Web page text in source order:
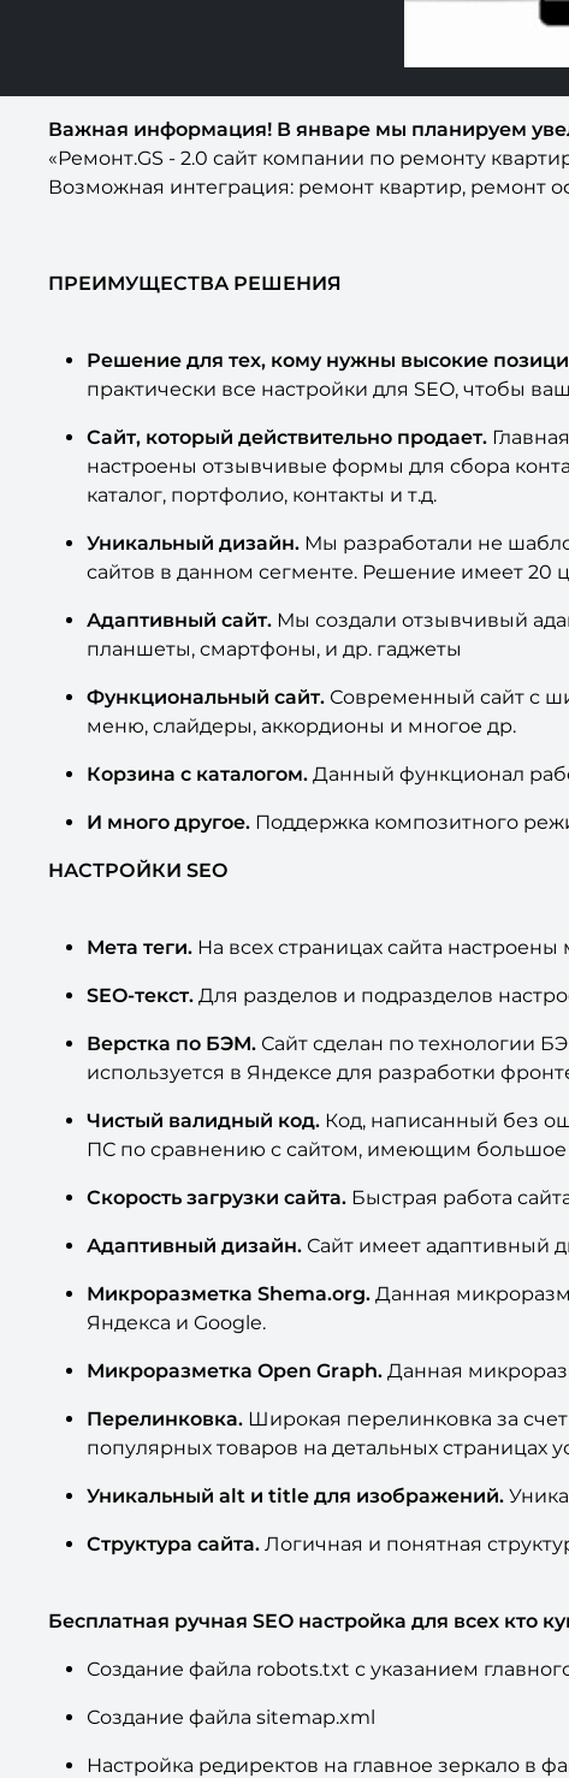
Важная информация! В январе мы планируем
«Ремонт.GS - 2.0 сайт компании по ремонту
Возможная интеграция: ремонт квартир, ремонт
ПРЕИМУЩЕСТВА РЕШЕНИЯ
Решение для тех, кому нужны высокие
практически все настройки для SEO, чтобы
Сайт, который действительно продает.
настроены отзывчивые формы для сбора
каталог, портфолио, контакты и т.д.
Уникальный дизайн. Мы разработали не
сайтов в данном сегменте. Решение имеет 20
Адаптивный сайт. Мы создали отзывчивый
планшеты, смартфоны, и др. гаджеты
Функциональный сайт. Современный сайт с
меню, слайдеры, аккордионы и многое др.
Корзина с каталогом. Данный функционал
И много другое. Поддержка композитного
НАСТРОЙКИ SEO
Мета теги. На всех страницах сайта настроены
SEO-текст. Для разделов и подразделов
Верстка по БЭМ. Сайт сделан по технологии
используется в Яндексе для разработки
Чистый валидный код. Код, написанный без
ПС по сравнению с сайтом, имеющим большое
Скорость загрузки сайта. Быстрая работа
Адаптивный дизайн. Сайт имеет адаптивный
Микроразметка Shema.org. Данная
Яндекса и Google.
Микроразметка Open Graph. Данная
Перелинковка. Широкая перелинковка за
популярных товаров на детальных страницах
Уникальный alt и title для изображений.
Структура сайта. Логичная и понятная
Бесплатная ручная SEO настройка для всех кто
Создание файла robots.txt с указанием
Создание файла sitemap.xml
Настройка редиректов на главное зеркало в